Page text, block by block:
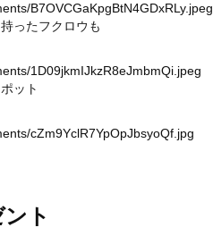
B7OVCGaKpgBtN4GDxRLy.jpeg
ったフクロウも
1D09jkmIJkzR8eJmbmQi.jpeg
ット
cZm9YclR7YpOpJbsyoQf.jpg
ト